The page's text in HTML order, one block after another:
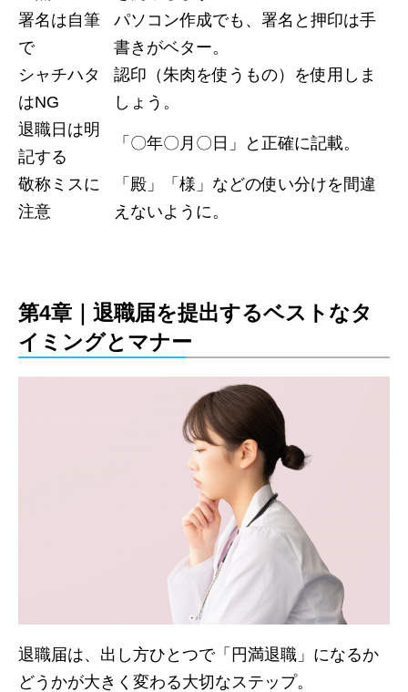
署名は自筆
で
パソコン作成でも、署名と押印は手
書きがベター。
シャチハタ
はNG
認印（朱肉を使うもの）を使用しま
しょう。
退職日は明
記する
「〇年〇月〇日」と正確に記載。
敬称ミスに
注意
「殿」「様」などの使い分けを間違
えないように。
第4章｜退職届を提出するベストなタ
イミングとマナー
退職届は、出し方ひとつで「円満退職」になるか
どうかが大きく変わる大切なステップ。